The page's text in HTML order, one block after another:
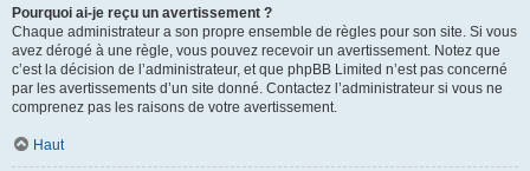
Pourquoi ai-je reçu un avertissement ?
Chaque administrateur a son propre ensemble de règles pour son site. Si vous
avez dérogé à une règle, vous pouvez recevoir un avertissement. Notez que
c’est la décision de l’administrateur, et que phpBB Limited n’est pas concerné
par les avertissements d’un site donné. Contactez l’administrateur si vous ne
comprenez pas les raisons de votre avertissement.
Haut